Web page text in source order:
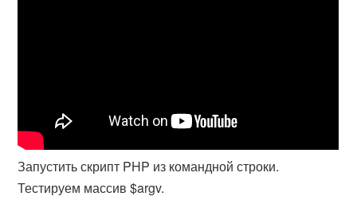
Запустить скрипт PHP из командной строки.
Тестируем массив $argv.